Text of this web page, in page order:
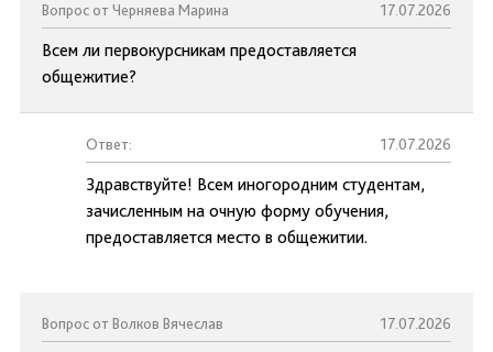
Вопрос от Черняева Марина 17.07.2026
Всем ли первокурсникам предоставляется
общежитие?
Ответ: 17.07.2026
Здравствуйте! Всем иногородним студентам,
зачисленным на очную форму обучения,
предоставляется место в общежитии.
Вопрос от Волков Вячеслав 17.07.2026